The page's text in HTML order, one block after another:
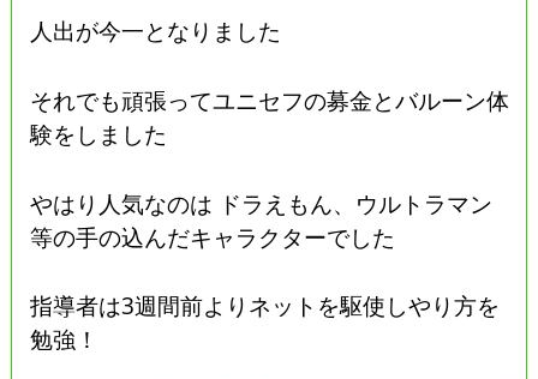
人出が今一となりました
それでも頑張ってユニセフの募金とバルーン体
験をしました
やはり人気なのは ドラえもん、ウルトラマン
等の手の込んだキャラクターでした
指導者は3週間前よりネットを駆使しやり方を
勉強！